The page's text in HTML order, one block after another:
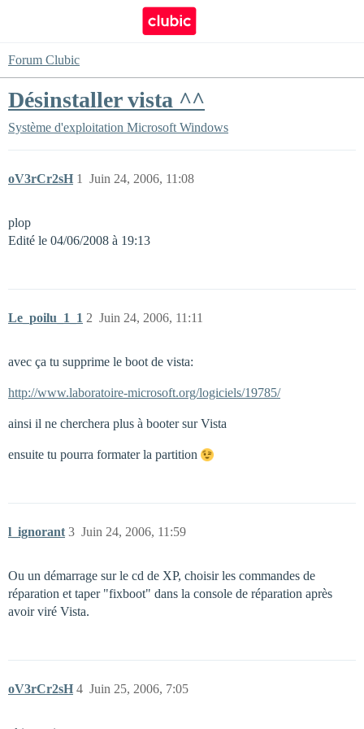
Forum Clubic
Désinstaller vista ^^
Système d'exploitation Microsoft Windows
oV3rCr2sH Juin 24, 2006, 11:08
1
plop
Edité le 04/06/2008 à 19:13
Le_poilu_1_1 Juin 24, 2006, 11:11
2
avec ça tu supprime le boot de vista:
http://www.laboratoire-microsoft.org/logiciels/19785/
ainsi il ne cherchera plus à booter sur Vista
ensuite tu pourra formater la partition
l_ignorant Juin 24, 2006, 11:59
3
Ou un démarrage sur le cd de XP, choisir les commandes de
réparation et taper "fixboot" dans la console de réparation après
avoir viré Vista.
oV3rCr2sH Juin 25, 2006, 7:05
4